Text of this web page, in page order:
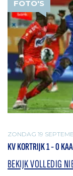
FOTO'S
ZONDAG 19
KV KORTRIJK 1 - 0
BEKIJK VOLLEDIG